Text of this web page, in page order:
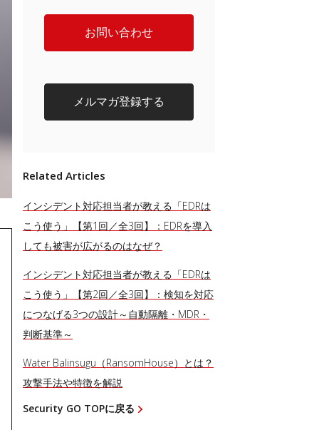
お問い合わせ
メルマガ登録する
Related Articles
インシデント対応担当者が教える「EDRは
こう使う」【第1回／全3回】：EDRを導入
しても被害が広がるのはなぜ？
インシデント対応担当者が教える「EDRは
こう使う」【第2回／全3回】：検知を対応
につなげる3つの設計～自動隔離・MDR・
判断基準～
Water Balinsugu（RansomHouse）とは？
攻撃手法や特徴を解説
Security GO TOPに戻る